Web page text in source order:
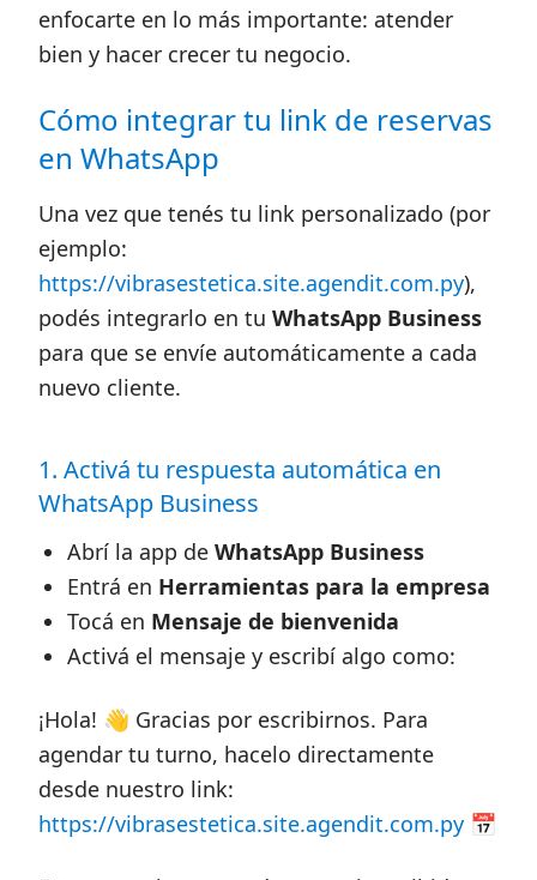
enfocarte en lo más importante: atender
bien y hacer crecer tu negocio.
Cómo integrar tu link de reservas
en WhatsApp
Una vez que tenés tu link personalizado (por
ejemplo:
https://vibrasestetica.site.agendit.com.py),
podés integrarlo en tu WhatsApp Business
para que se envíe automáticamente a cada
nuevo cliente.
1. Activá tu respuesta automática en
WhatsApp Business
Abrí la app de WhatsApp Business
Entrá en Herramientas para la empresa
Tocá en Mensaje de bienvenida
Activá el mensaje y escribí algo como:
¡Hola! 👋 Gracias por escribirnos. Para
agendar tu turno, hacelo directamente
desde nuestro link:
https://vibrasestetica.site.agendit.com.py 📅